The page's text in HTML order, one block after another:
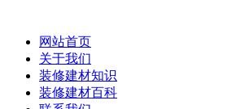
网站首页
关于我们
装修建材知识
装修建材百科